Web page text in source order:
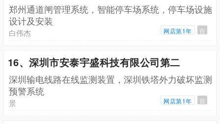
郑州通道闸管理系统，智能停车场系统，停车场设施
设计及安装
白伟杰 网店第1年 百
16、深圳市安泰宇盛科技有限公司第二
深圳输电线路在线监测装置，深圳铁塔外力破坏监测
预警系统
景 网店第1年 百